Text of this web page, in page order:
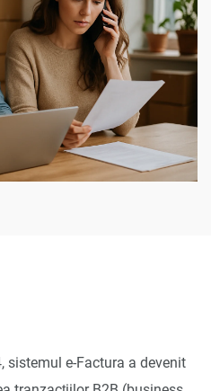
sistemul e-Factura a devenit